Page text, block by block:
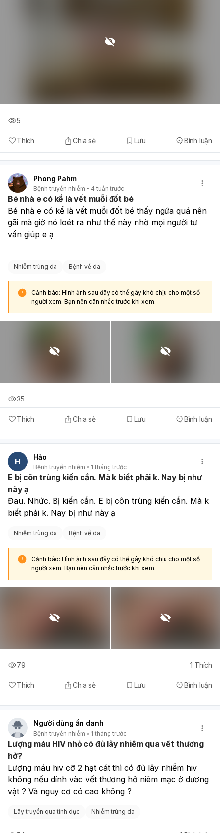
Thích Chia sẻ Lưu Bình luận
5
Phong Pahm
Bệnh truyền nhiễm 4 tuần trước
Bé nhà e có kể là vết muỗi đốt bé
Bé nhà e có kể là vết muỗi đốt bé thấy ngứa quá nên
gãi mà giờ nó loét ra như thế này nhờ mọi người tư
vấn giúp e ạ
Nhiễm trùng da Bệnh về da
Cảnh báo: Hình ảnh sau đây có thể gây khó chịu cho một số
người xem. Bạn nên cân nhắc trước khi xem.
Thích Chia sẻ Lưu Bình luận
35
H Hảo
Bệnh truyền nhiễm 1 tháng trước
E bị côn trùng kiến cắn. Mà k biết phải k. Nay bị như
này ạ
Đau. Nhức. Bị kiến cắn. E bị côn trùng kiến cắn. Mà k
biết phải k. Nay bị như này ạ
Nhiễm trùng da Bệnh về da
Cảnh báo: Hình ảnh sau đây có thể gây khó chịu cho một số
người xem. Bạn nên cân nhắc trước khi xem.
Thích Chia sẻ Lưu Bình luận
79 1 Thích
Người dùng ẩn danh
Bệnh truyền nhiễm 1 tháng trước
Lượng máu HIV nhỏ có đủ lây nhiễm qua vết thương
hở?
Lượng máu hiv cỡ 2 hạt cát thì có đủ lây nhiễm hiv
không nếu dính vào vết thương hở niêm mạc ở dương
vật ? Và nguy cơ có cao không ?
Lây truyền qua tình dục Nhiễm trùng da